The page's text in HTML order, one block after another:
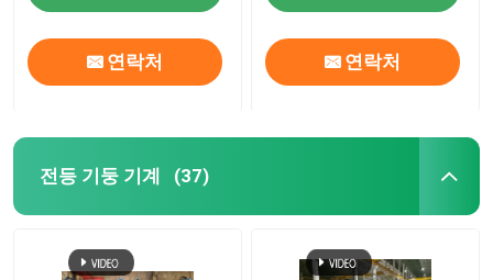
연락처 연락처
전등 기둥 기계 (37)